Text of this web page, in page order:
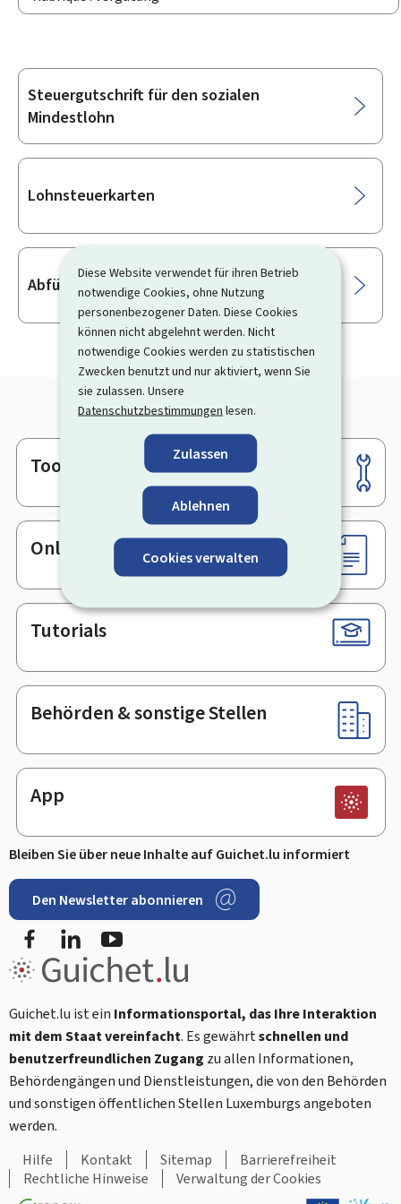
Diese Website verwendet für ihren Betrieb
notwendige Cookies, ohne Nutzung
personenbezogener Daten. Diese Cookies
können nicht abgelehnt werden. Nicht
notwendige Cookies werden zu statistischen
Zwecken benutzt und nur aktiviert, wenn Sie
sie zulassen. Unsere
Datenschutzbestimmungen lesen.
Zulassen
Ablehnen
Cookies verwalten
Unterrubriken
Steuergutschrift für den sozialen
Mindestlohn
Lohnsteuerkarten
Abführung der Lohnsteuer
Footer
Tools
Online-Dienste & Formulare
Tutorials
Behörden & sonstige Stellen
App
Bleiben Sie über neue Inhalte auf Guichet.lu informiert
Den Newsletter abonnieren
FacebookLinkedIn
Guichet.lu ist ein Informationsportal, das Ihre Interaktion
mit dem Staat vereinfacht. Es gewährtschnellen und
benutzerfreundlichen Zugang zu allen Informationen,
Behördengängen und Dienstleistungen, die von den Behörden
und sonstigen öffentlichen Stellen Luxemburgs angeboten
werden.
Hilfe
Kontakt Sitemap
Barrierefreiheit
Rechtliche Hinweise
Verwaltung der Cookies